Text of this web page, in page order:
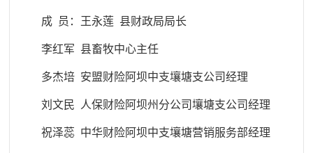
成 员：王永莲 县财政局局长
李红军 县畜牧中心主任
多杰培 安盟财险阿坝中支壤塘支公司经理
刘文民 人保财险阿坝州分公司壤塘支公司经理
祝泽蕊 中华财险阿坝中支壤塘营销服务部经理